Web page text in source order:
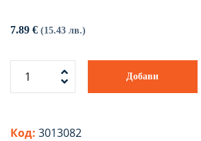
7.89 € (15.43 лв.)
Добави
Код: 3013082